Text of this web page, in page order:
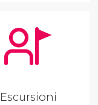
Escursioni